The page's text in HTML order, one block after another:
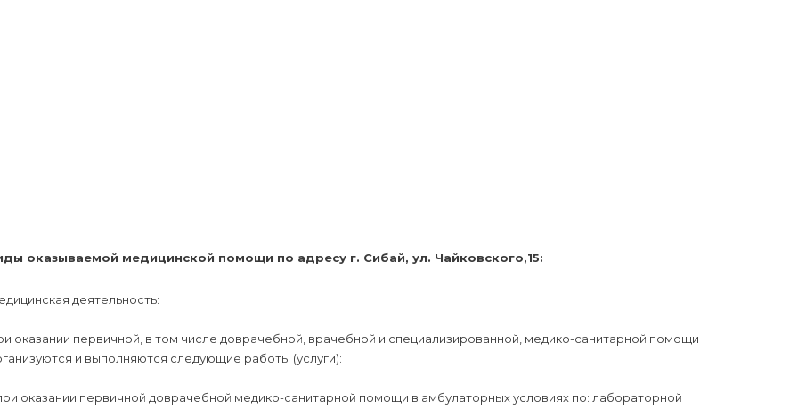
оказываемой медицинской помощи по адресу г. Сибай, ул. Чайковского,15:
деятельность:
оказании первичной, в том числе доврачебной, врачебной и специализированной, медико-санитарной помощи
и выполняются следующие работы (услуги):
оказании первичной доврачебной медико-санитарной помощи в амбулаторных условиях по: лабораторной